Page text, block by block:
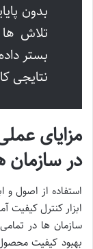
بدون
تلاش ها
بستر
نتایجی
مزایای
در سازمان
ابزار کنترل کیفیت
سازمان ها در
بهبود کیفیت